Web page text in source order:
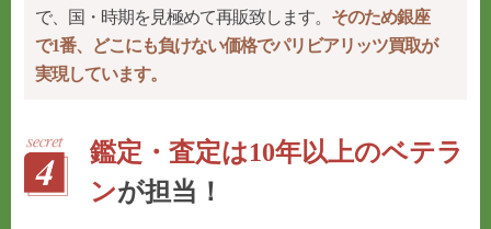
で、国・時期を見極めて再販致します。 そのため銀座
で1番、どこにも負けない価格でパリビアリッツ買取が
実現しています。
鑑定・査定は10年以上のベテラ
ンが担当！